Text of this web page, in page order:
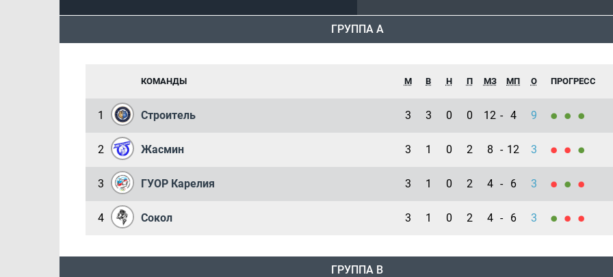
ГРУППА А
КОМАНДЫ М В Н П МЗ МП О ПРОГРЕСС
1 Строитель 3 3 0 0 12 - 4 9
2 Жасмин 3 1 0 2 8 - 12 3
3 ГУОР Карелия 3 1 0 2 4 - 6 3
4 Сокол 3 1 0 2 4 - 6 3
ГРУППА B